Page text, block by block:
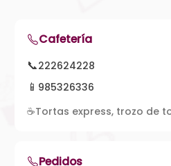
Cafetería
📞222624228
📱 985326336
☕Tortas express, trozo de
Pedidos